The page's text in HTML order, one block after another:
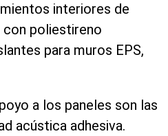
interiores de
poliestireno
para muros EPS,
a los paneles son las
acústica adhesiva.